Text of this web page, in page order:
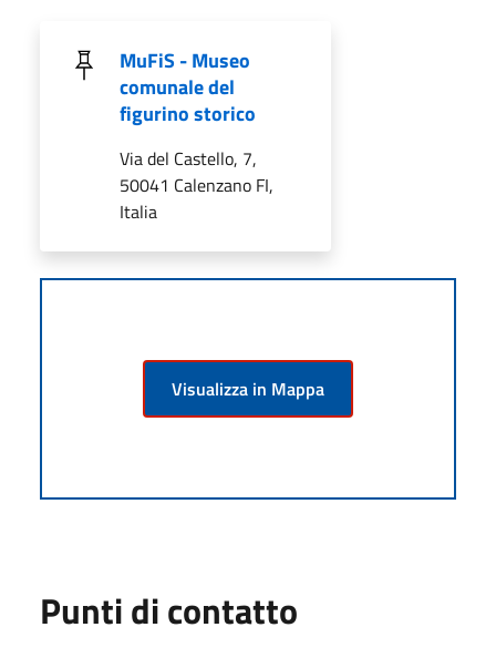
MuFiS - Museo
comunale del
figurino storico
Via del Castello, 7,
50041 Calenzano FI,
Italia
Visualizza in Mappa
Punti di contatto